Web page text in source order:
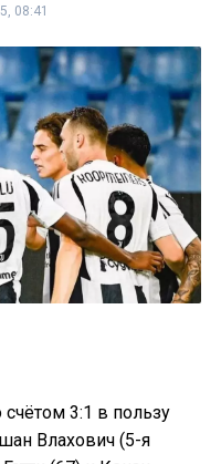
08:41
3:1 в пользу
Влахович (5-я